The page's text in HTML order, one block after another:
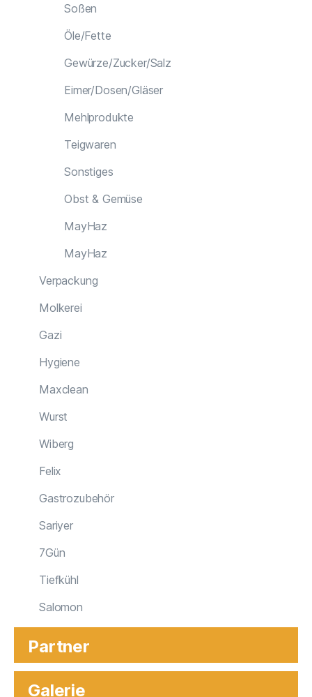
Soßen
Öle/Fette
Gewürze/Zucker/Salz
Eimer/Dosen/Gläser
Mehlprodukte
Teigwaren
Sonstiges
Obst & Gemüse
MayHaz
MayHaz
Verpackung
Molkerei
Gazi
Hygiene
Maxclean
Wurst
Wiberg
Felix
Gastrozubehör
Sariyer
7Gün
Tiefkühl
Salomon
Partner
Galerie